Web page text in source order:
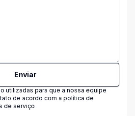
Enviar
utilizadas para que a nossa equipe
de acordo com a política de
de serviço